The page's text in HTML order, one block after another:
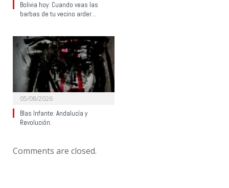
Bolivia hoy: Cuando veas las
barbas de tu vecino arder…
05/08/2026
Blas Infante: Andalucía y
Revolución.
Comments are closed.